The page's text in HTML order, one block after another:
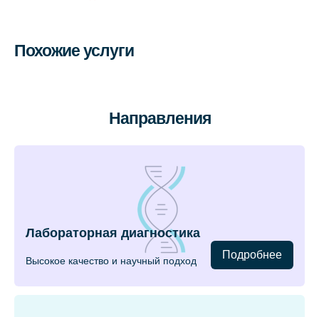
Похожие услуги
Направления
Лабораторная диагностика
Высокое качество и научный подход Подробнее